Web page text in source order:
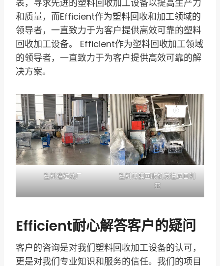
表，寻求先进的塑料回收加工设备以提高生产力
和质量，而Efficient作为塑料回收和加工领域的
领导者，一直致力于为客户提供高效可靠的塑料
回收加工设备。 Efficient作为塑料回收加工领域
的领导者，一直致力于为客户提供高效可靠的解
决方案。
塑料造粒线厂
塑料薄膜回收机发往尼日利
亚
Efficient耐心解答客户的疑问
客户的咨询是对我们塑料回收加工设备的认可，
更是对我们专业知识和服务的信任。我们的项目